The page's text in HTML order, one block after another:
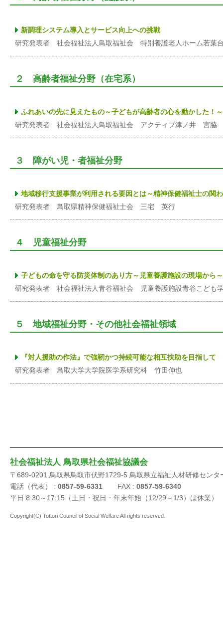
新調理システム導入とサービス向上への挑戦
研究発表者 社会福祉法人鳥取福祉会 特別養護老人ホーム若
２ 高齢者福祉分野（在宅系）
ふれあいの先に見えたもの～子どもが高齢者の心を動かした！～
研究発表者 社会福祉法人鳥取福祉会 アクティブ津ノ井 宮脇
３ 障がい児・者福祉分野
地域移行支援事業が利用される要因とは～精神保健福祉士の関
研究発表者 鳥取県精神保健福祉士会 三宅 英行
４ 児童福祉分野
子どもの命を守る防災体制のあり方～児童養護施設の現場から～
研究発表者 社会福祉法人青谷福祉会 児童養護施設青谷こど
５ 地域福祉分野・その他社会福祉領域
『対人援助の作法』で強靭かつ持続可能な相互扶助を目指して
研究発表者 鳥取大学大学院医学系研究科 竹田伸也
社会福祉法人 鳥取県社会福祉協議会
〒689-0201 鳥取県鳥取市伏野1729-5 鳥取県立福祉人材研修センタ
電話（代表） : 0857-59-6331 FAX : 0857-59-6340
平日 8:30～17:15（土日・祝日・年末年始（12/29～1/3）は休業）
Copyright(C) Tottori Council of Social Welfare All rights reserved.